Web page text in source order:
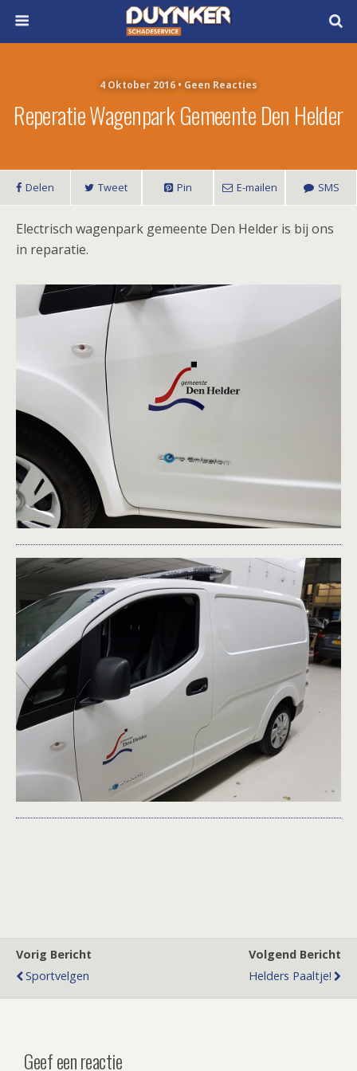
4 Oktober 2016 • Geen Reacties
Reperatie Wagenpark Gemeente Den Helder
Delen Tweet Pin E-mailen SMS
Electrisch wagenpark gemeente Den Helder is bij ons
in reparatie.
Vorig Bericht
Sportvelgen
Volgend Bericht
Helders Paaltje!
Geef een reactie